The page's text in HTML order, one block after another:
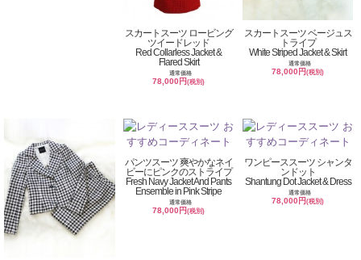
スカートスーツ ロービング
ツイードレッド
Red Collarless Jacket &
Flared Skirt
通常価格
78,000円(税別)
スカートスーツ ベージュス
トライプ
White Striped Jacket & Skirt
通常価格
78,000円(税別)
パンツスーツ 爽やかなネイ
ビーにピンクのストライプ
Fresh Navy Jacket And Pants
Ensemble in Pink Stripe
通常価格
78,000円(税別)
ワンピーススーツ シャンタ
ンドット
Shantung Dot Jacket & Dress
通常価格
78,000円(税別)